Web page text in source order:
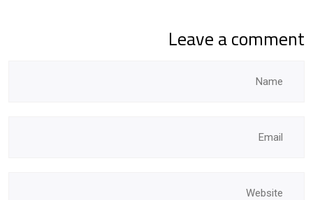
Leave a comment